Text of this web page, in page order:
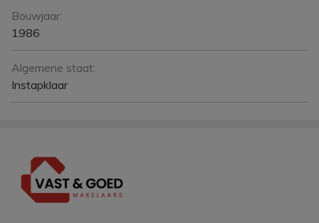
Bouwjaar:
1986
Algemene staat:
Instapklaar